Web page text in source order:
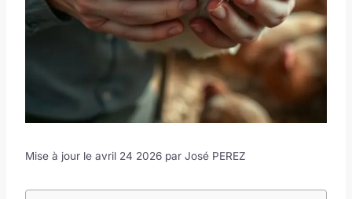
Mise à jour le avril 24 2026 par José PEREZ